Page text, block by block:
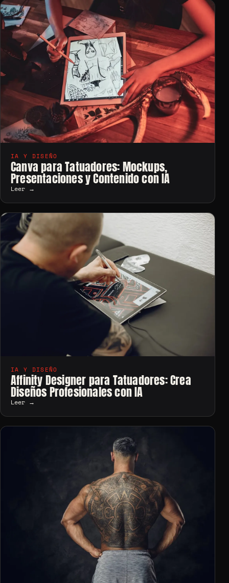
IA Y DISEÑO
Canva para Tatuadores: Mockups,
Presentaciones y Contenido con IA
Leer →
IA Y DISEÑO
Affinity Designer para Tatuadores: Crea
Diseños Profesionales con IA
Leer →